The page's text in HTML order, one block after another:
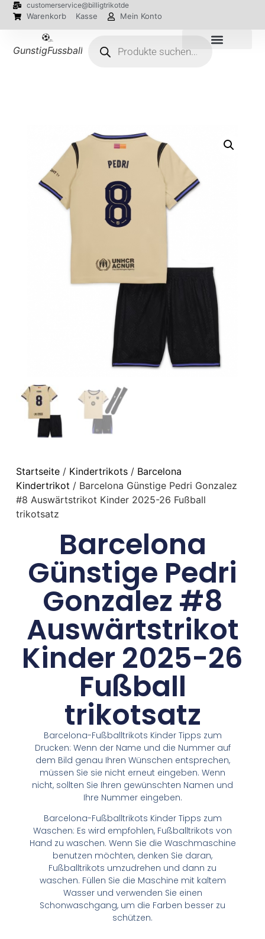
customerservice@billigtrikotde
Warenkorb Kasse Mein Konto
GunstigFussballTrikot
Startseite/ Kindertrikots/ Barcelona
Kindertrikot / Barcelona Günstige Pedri Gonzalez
#8 Auswärtstrikot Kinder 2025-26 Fußball
trikotsatz
Barcelona
Günstige Pedri
Gonzalez #8
Auswärtstrikot
Kinder 2025-26
Fußball
trikotsatz
Barcelona-Fußballtrikots Kinder Tipps zum
Drucken: Wenn der Name und die Nummer auf
dem Bild genau Ihren Wünschen entsprechen,
müssen Sie sie nicht erneut eingeben. Wenn
nicht, sollten Sie Ihren gewünschten Namen und
Ihre Nummer eingeben.
Barcelona-Fußballtrikots Kinder Tipps zum
Waschen: Es wird empfohlen, Fußballtrikots von
Hand zu waschen. Wenn Sie die Waschmaschine
benutzen möchten, denken Sie daran,
Fußballtrikots umzudrehen und dann zu
waschen. Füllen Sie die Maschine mit kaltem
Wasser und verwenden Sie einen
Schonwaschgang, um die Farben besser zu
schützen.